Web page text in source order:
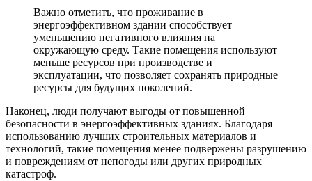
Важно отметить, что проживание в
энергоэффективном здании способствует
уменьшению негативного влияния на
окружающую среду. Такие помещения используют
меньше ресурсов при производстве и
эксплуатации, что позволяет сохранять природные
ресурсы для будущих поколений.
Наконец, люди получают выгоды от повышенной
безопасности в энергоэффективных зданиях. Благодаря
использованию лучших строительных материалов и
технологий, такие помещения менее подвержены разрушению
и повреждениям от непогоды или других природных
катастроф.